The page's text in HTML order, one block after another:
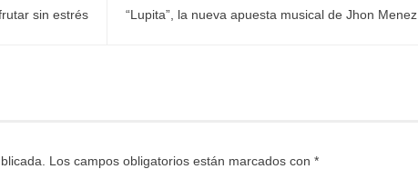
sin estrés
“Lupita”, la nueva apuesta musical de Jhon Menez
Los campos obligatorios están marcados con *